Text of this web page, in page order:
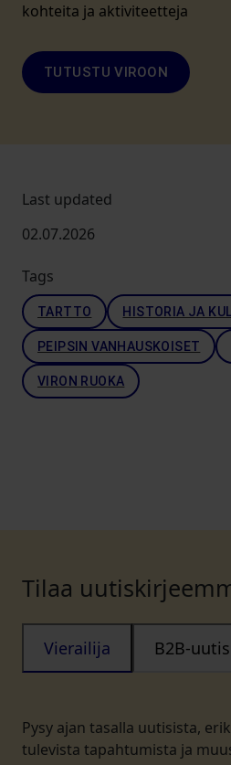
kohteita ja aktiviteetteja
TUTUSTU VIROON
Last updated
02.07.2026
Tags
TARTTO HISTORIA JA
PEIPSIN VANHAUSKOISET
VIRON RUOKA
Tilaa
Pysy ajan tasalla uutisista,
tulevista tapahtumista ja
Vierailija B2B-